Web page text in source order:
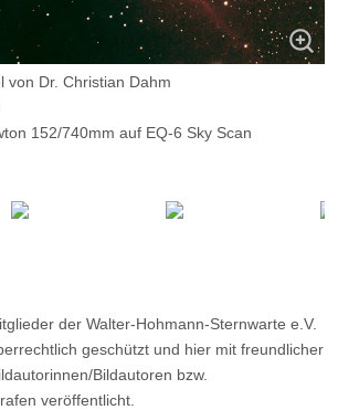
von Dr. Christian Dahm
152/740mm auf EQ-6 Sky Scan
der Walter-Hohmann-Sternwarte e.V.
geschützt und hier mit freundlicher
Bildautoren bzw.
veröffentlicht.